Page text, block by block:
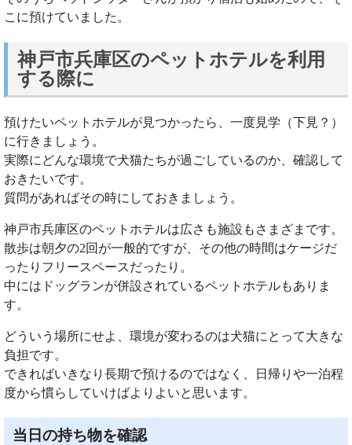
こに預けていました。
神戸市兵庫区のペットホテルを利用
する際に
預けたいペットホテルが見つかったら、一度見学（下見？）
に行きましょう。
実際にどんな環境で犬猫たちが過ごしているのか、確認して
おきたいです。
質問があればその時にしておきましょう。
神戸市兵庫区のペットホテルは広さも施設もさまざまです。
散歩は朝夕の2回が一般的ですが、その他の時間はケージだ
ったりフリースペースだったり。
中にはドッグランが併設されているペットホテルもありま
す。
どういう場所にせよ、環境が変わるのは犬猫にとって大きな
負担です。
できればいきなり長期で預けるのではなく、日帰りや一泊程
度から慣らしていけばよりよいと思います。
当日の持ち物を確認